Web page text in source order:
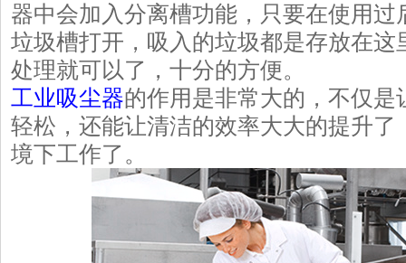
器中会加入分离槽功能，只要在使用
垃圾槽打开，吸入的垃圾都是存放在这
处理就可以了，十分的方便。
工业吸尘器的作用是非常大的，不仅
轻松，还能让清洁的效率大大的提升了
境下工作了。